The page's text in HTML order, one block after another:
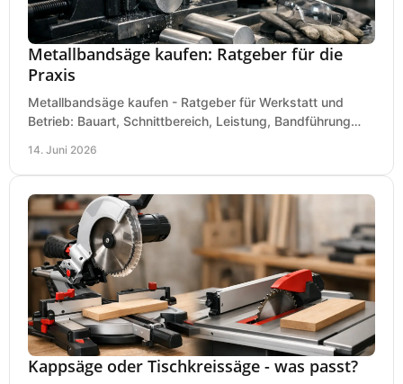
Metallbandsäge kaufen: Ratgeber für die
Praxis
Metallbandsäge kaufen - Ratgeber für Werkstatt und
Betrieb: Bauart, Schnittbereich, Leistung, Bandführung
14. Juni 2026
Kappsäge oder Tischkreissäge - was passt?